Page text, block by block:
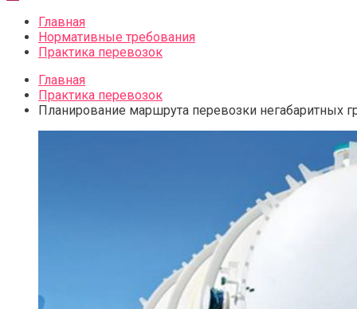
Главная
Нормативные требования
Практика перевозок
Главная
Практика перевозок
Планирование маршрута перевозки негабаритных